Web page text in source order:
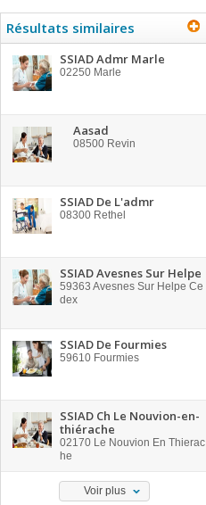
Résultats similaires
SSIAD Admr Marle
02250 Marle
Aasad
08500 Revin
SSIAD De L'admr
08300 Rethel
SSIAD Avesnes Sur Helpe
59363 Avesnes Sur Helpe Ce
dex
SSIAD De Fourmies
59610 Fourmies
SSIAD Ch Le Nouvion-en-
thiérache
02170 Le Nouvion En Thierac
he
Voir plus